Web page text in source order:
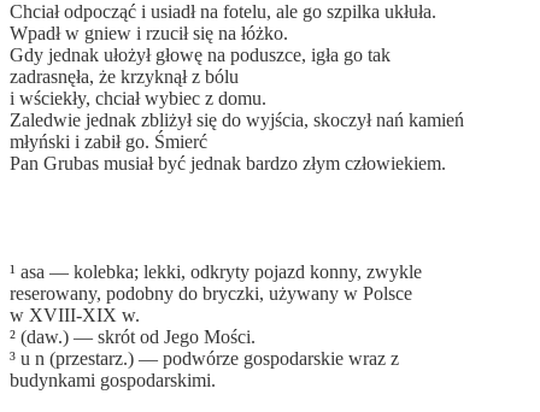
Chciał odpocząć i usiadł na fotelu, ale go szpilka ukłuła.
Wpadł w gniew i rzucił się na łóżko.
Gdy jednak ułożył głowę na poduszce, igła go tak
zadrasnęła, że krzyknął z bólu
i wściekły, chciał wybiec z domu.
Zaledwie jednak zbliżył się do wyjścia, skoczył nań kamień
młyński i zabił go. Śmierć
Pan Grubas musiał być jednak barǳo złym człowiekiem.
¹ asa — kolebka; lekki, odkryty pojazd konny, zwykle
reserowany, podobny do bryczki, używany w Polsce
w XVIII-XIX w.
² (daw.) — skrót od Jego Mości.
³ u n (przestarz.) — podwórze gospodarskie wraz z
budynkami gospodarskimi.